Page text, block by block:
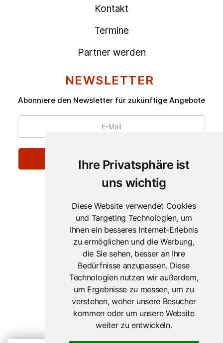
Ihre Privatsphäre ist
uns wichtig
Diese Website verwendet Cookies
und Targeting Technologien, um
Ihnen ein besseres Internet-Erlebnis
zu ermöglichen und die Werbung,
die Sie sehen, besser an Ihre
Bedürfnisse anzupassen. Diese
Technologien nutzen wir außerdem,
um Ergebnisse zu messen, um zu
verstehen, woher unsere Besucher
kommen oder um unsere Website
weiter zu entwickeln.
Kontakt
Termine
Partner werden
NEWSLETTER
Abonniere den Newsletter für zukünftige Angebote
Copyright © 2021 Kombiticket Austria